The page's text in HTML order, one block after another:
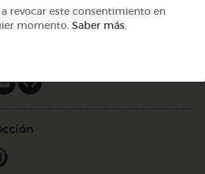
DOCS (3)
revocar este consentimiento en
momento. Saber más.